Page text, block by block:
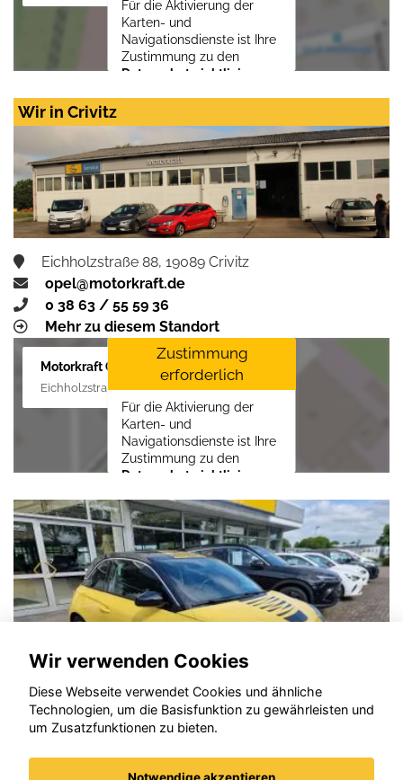
Für die Aktivierung der
Karten- und
Navigationsdienste ist Ihre
Zustimmung zu den
Datenschutzrichtlinien
Zustimmen und
aktivieren
Wir in Crivitz
Eichholzstraße 88, 19089 Crivitz
opel@motorkraft.de
0 38 63 / 55 59 36
Mehr zu diesem Standort
Motorkraft GmbH
Eichholzstraße 88, 19089 Crivitz
Zustimmung
erforderlich
Für die Aktivierung der
Karten- und
Navigationsdienste ist Ihre
Zustimmung zu den
Datenschutzrichtlinien
LLCerforderlich.
Zustimmen und
aktivieren
Wir verwenden Cookies
Diese Webseite verwendet Cookies und ähnliche
Technologien, um die Basisfunktion zu gewährleisten und
um Zusatzfunktionen zu bieten.